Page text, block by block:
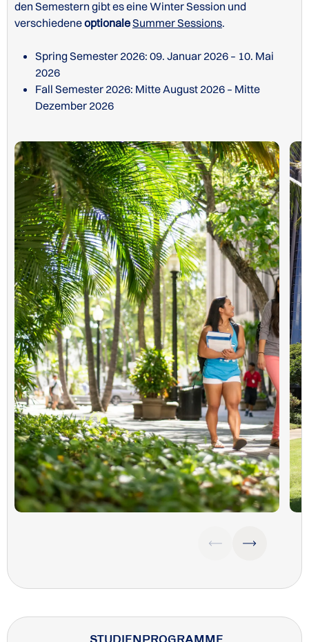
den Semestern gibt es eine Winter Session und
verschiedeneoptionaleSummer Sessions.
Spring Semester 2026: 09. Januar 2026 – 10. Mai
2026
Fall Semester 2026: Mitte August 2026 – Mitte
Dezember 2026